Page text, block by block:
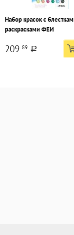
Набор красок с
раскрасками ФЕИ
209 89 a